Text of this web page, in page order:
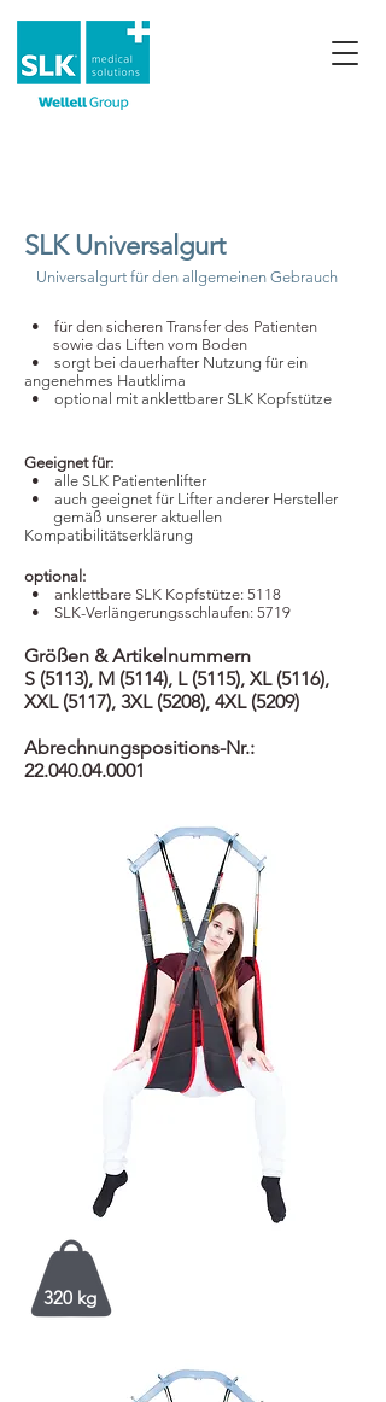
SLK Universalgurt
Universalgurt für den allgemeinen Gebrauch
​ • für den sicheren Transfer des Patienten
sowie das Liften vom Boden
​ • sorgt bei dauerhafter Nutzung für ein
angenehmes Hautklima
​ • optional mit anklettbarer SLK Kopfstütze
Geeignet für:
​ • alle SLK Patientenlifter
​ • auch geeignet für Lifter anderer Hersteller
gemäß unserer aktuellen
Kompatibilitätserklärung
optional:
​ • anklettbare SLK Kopfstütze: 5118
​ • SLK-Verlängerungsschlaufen: 5719
Größen & Artikelnummern
S (5113), M (5114), L (5115), XL (5116),
XXL (5117), 3XL (5208), 4XL (5209)
Abrechnungspositions-Nr.:
22.040.04.0001
320 kg